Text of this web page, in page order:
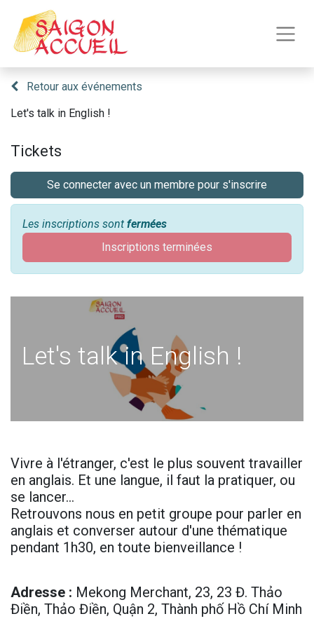
Retour aux événements
Let's talk in English !
Tickets
Se connecter avec un membre pour s'inscrire
Les inscriptions sont fermées
Inscriptions terminées
Let's talk in English !
Vivre à l'étranger, c'est le plus souvent travailler
en anglais. Et une langue, il faut la pratiquer, ou
se lancer…
Retrouvons nous en petit groupe pour parler en
anglais et converser autour d'une thématique
pendant 1h30, en toute bienveillance !
Adresse : Mekong Merchant, 23, 23 Đ. Thảo
Điền, Thảo Điền, Quận 2, Thành phố Hồ Chí Minh